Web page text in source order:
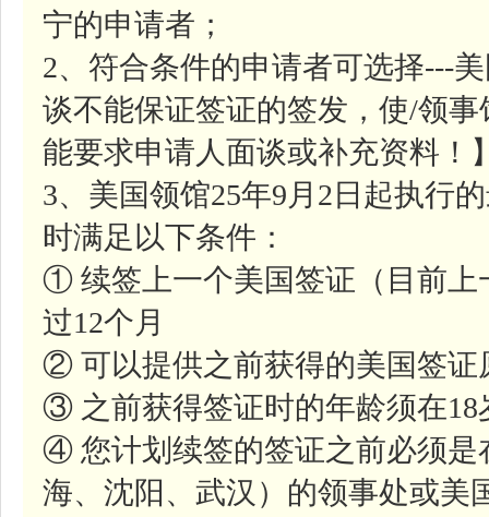
宁的申请者；
2、符合条件的申请者可选择---
谈不能保证签证的签发，使/领
能要求申请人面谈或补充资料！
3、美国领馆25年9月2日起执行
时满足以下条件：
① 续签上一个美国签证（目前上
过12个月
② 可以提供之前获得的美国签证
③ 之前获得签证时的年龄须在18
④ 您计划续签的签证之前必须是
海、沈阳、武汉）的领事处或美